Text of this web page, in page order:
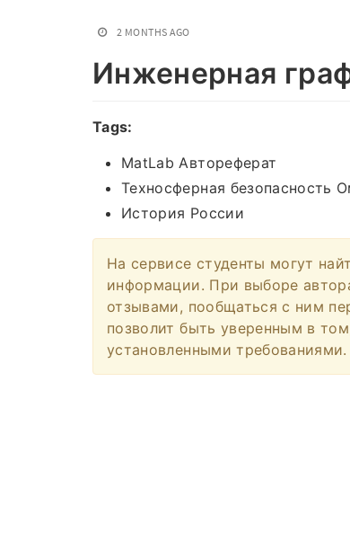
2 MONTHS AGO
Инженерная
Tags:
MatLab Автореферат
Техносферная безопасность
История России
На сервисе студенты могут
информации. При выборе
отзывами, пообщаться с ним
позволит быть уверенным в
установленными требованиями.